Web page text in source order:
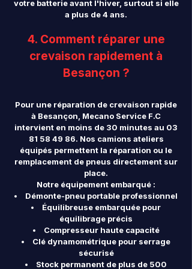
votre batterie avant l'hiver, surtout si elle
a plus de 4 ans.
4. Comment réparer une
crevaison rapidement à
Besançon ?
Pour une réparation de crevaison rapide
à Besançon, Mecano Service F.C
intervient en moins de 30 minutes au 03
81 58 49 86. Nos camions ateliers
équipés permettent la réparation ou le
remplacement de pneus directement sur
place.
Notre équipement embarqué :
Démonte-pneu portable professionnel
Équilibreuse embarquée pour
équilibrage précis
Compresseur haute capacité
Clé dynamométrique pour serrage
sécurisé
Stock permanent de plus de 500